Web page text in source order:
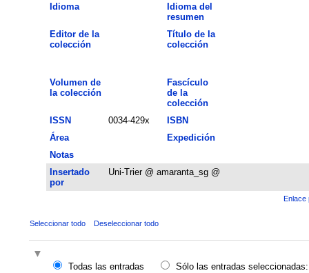
Idioma
Idioma del
resumen
Editor de la
colección
Título de la
colección
Volumen de
la colección
Fascículo
de la
colección
ISSN
0034-429x
ISBN
Área
Expedición
Notas
Insertado
por
Uni-Trier @ amaranta_sg @
Enlace
Seleccionar todo Deseleccionar todo
Todas las entradas
Sólo las entradas seleccionadas: